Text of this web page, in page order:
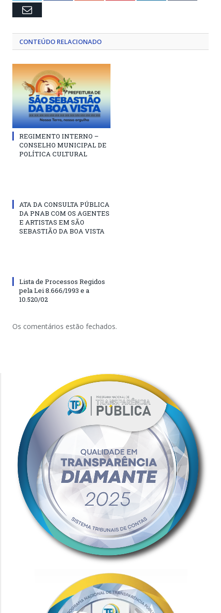
Email
CONTEÚDO RELACIONADO
REGIMENTO INTERNO –
CONSELHO MUNICIPAL DE
POLÍTICA CULTURAL
ATA DA CONSULTA PÚBLICA
DA PNAB COM OS AGENTES
E ARTISTAS EM SÃO
SEBASTIÃO DA BOA VISTA
Lista de Processos Regidos
pela Lei 8.666/1993 e a
10.520/02
Os comentários estão fechados.